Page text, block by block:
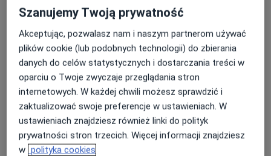
dr n. med. Anna Lewitt
Dietetyk · Więcej
130 opinii
Adres 1 Adres 2 Adres 3 Online
Al. W. Witosa 31 lok. 222, Warszawa •Mapa
Konsultacja dietetyczna
516 zł
Szanujemy Twoją prywatność
Akceptując, pozwalasz nam i naszym partnerom używać
plików cookie (lub podobnych technologii) do zbierania
danych do celów statystycznych i dostarczania treści w
oparciu o Twoje zwyczaje przeglądania stron
internetowych. W każdej chwili możesz sprawdzić i
zaktualizować swoje preferencje w ustawieniach. W
ustawieniach znajdziesz również linki do polityk
prywatności stron trzecich. Więcej informacji znajdziesz
w polityka cookies